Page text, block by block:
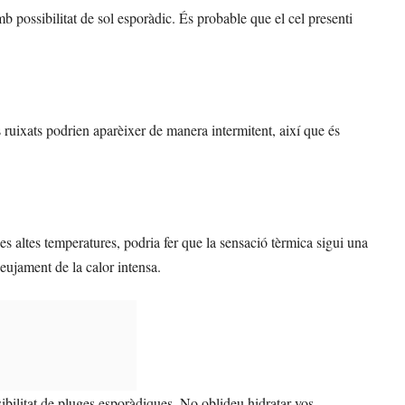
possibilitat de sol esporàdic. És probable que el cel presenti
ruixats podrien aparèixer de manera intermitent, així que és
altes temperatures, podria fer que la sensació tèrmica sigui una
de la calor intensa.